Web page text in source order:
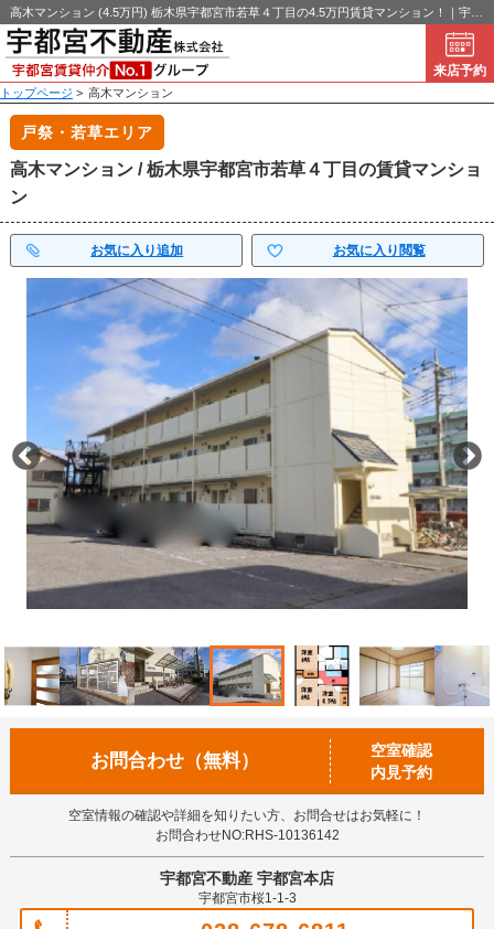
高木マンション (4.5万円) 栃木県宇都宮市若草４丁目の4.5万円賃貸マンション！｜宇都宮不動産
来店予約
トップページ > 高木マンション
戸祭・若草エリア
高木マンション / 栃木県宇都宮市若草４丁目の賃貸マンショ
ン
お気に入り追加 お気に入り閲覧
お問合わせ（無料）
空室確認
内見予約
空室情報の確認や詳細を知りたい方、お問合せはお気軽に！
お問合わせNO:RHS-10136142
宇都宮不動産 宇都宮本店
宇都宮市桜1-1-3